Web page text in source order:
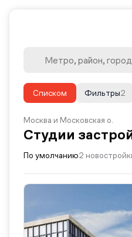
Списком 2
Фильтры
Москва и Московская о.
Студии
По умолчанию2